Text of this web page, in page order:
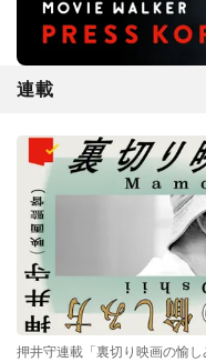
連載
押井守連載「裏切り映画の愉し